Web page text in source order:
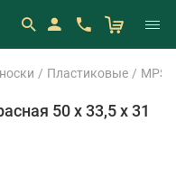
Пластиковые MPS
50 х 33,5 х 31